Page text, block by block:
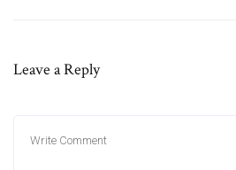
Leave a Reply